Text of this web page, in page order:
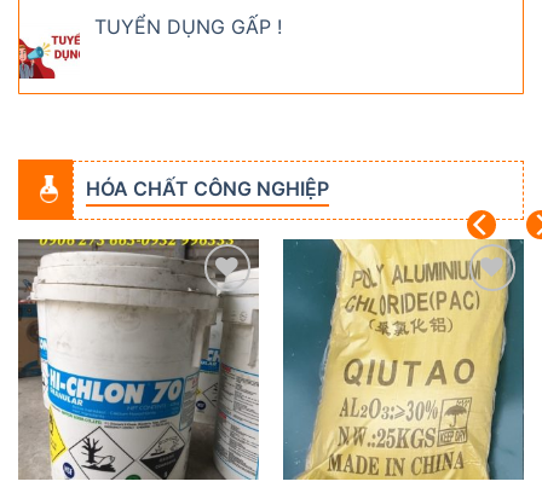
TUYỂN DỤNG GẤP !
HÓA CHẤT CÔNG NGHIỆP
Add to
wishlist
Add to
wishlist